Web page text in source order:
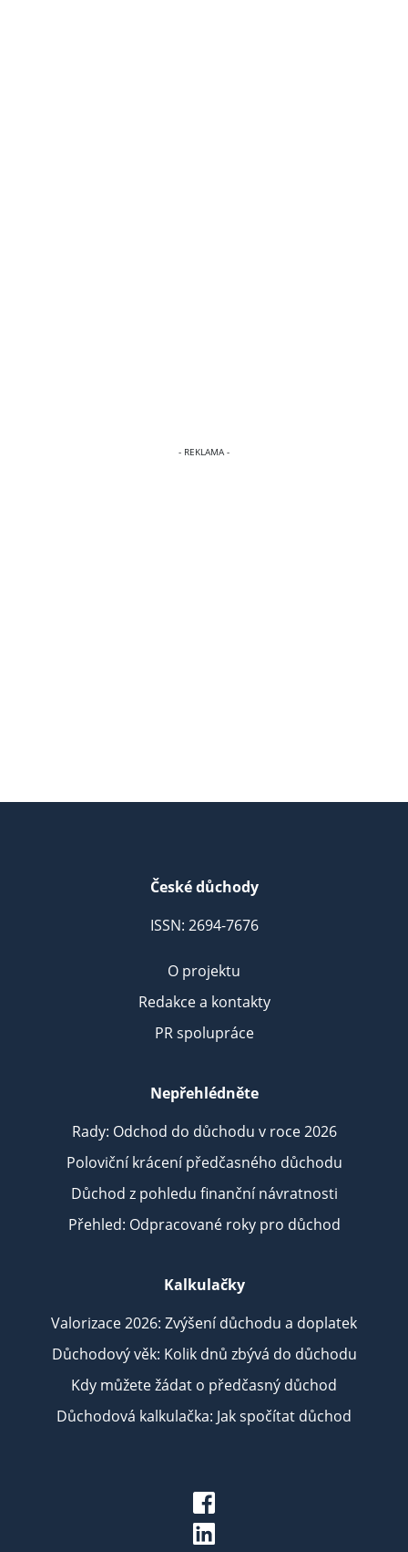
České důchody
ISSN: 2694-7676
O projektu
Redakce a kontakty
PR spolupráce
Nepřehlédněte
Rady: Odchod do důchodu v roce 2026
Poloviční krácení předčasného důchodu
Důchod z pohledu finanční návratnosti
Přehled: Odpracované roky pro důchod
Kalkulačky
Valorizace 2026: Zvýšení důchodu a doplatek
Důchodový věk: Kolik dnů zbývá do důchodu
Kdy můžete žádat o předčasný důchod
Důchodová kalkulačka: Jak spočítat důchod